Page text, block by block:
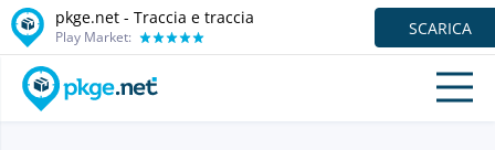
pkge.net - Traccia e traccia
Play Market: SCARICA